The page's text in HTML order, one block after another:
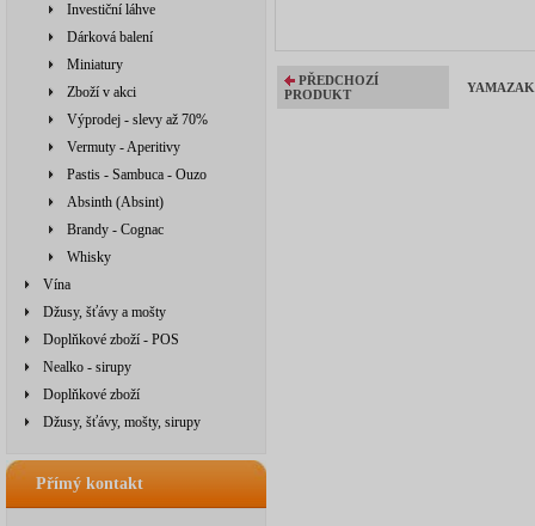
Investiční láhve
Dárková balení
Miniatury
Zboží v akci
Výprodej - slevy až 70%
Vermuty - Aperitivy
Pastis - Sambuca - Ouzo
Absinth (Absint)
Brandy - Cognac
Whisky
Vína
Džusy, šťávy a mošty
Doplňkové zboží - POS
Nealko - sirupy
Doplňkové zboží
Džusy, šťávy, mošty, sirupy
Přímý kontakt
PŘEDCHOZÍ
PRODUKT